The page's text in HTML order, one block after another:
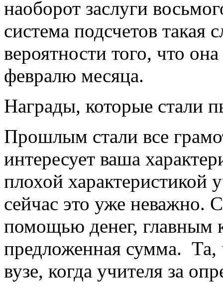
наоборот заслуги
система подсчетов такая
вероятности того, что
февралю месяца.
Награды, которые стали
Прошлым стали все
интересует ваша
плохой характеристикой
сейчас это уже неважно.
помощью денег, главным
предложенная сумма. Та,
вузе, когда учителя за